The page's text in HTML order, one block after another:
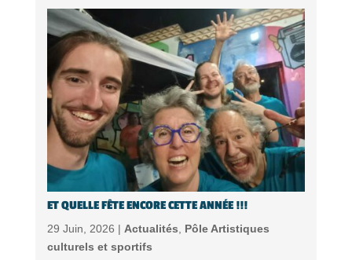
ET QUELLE FÊTE ENCORE CETTE ANNÉE !!!
29 Juin, 2026 | Actualités, Pôle Artistiques
culturels et sportifs